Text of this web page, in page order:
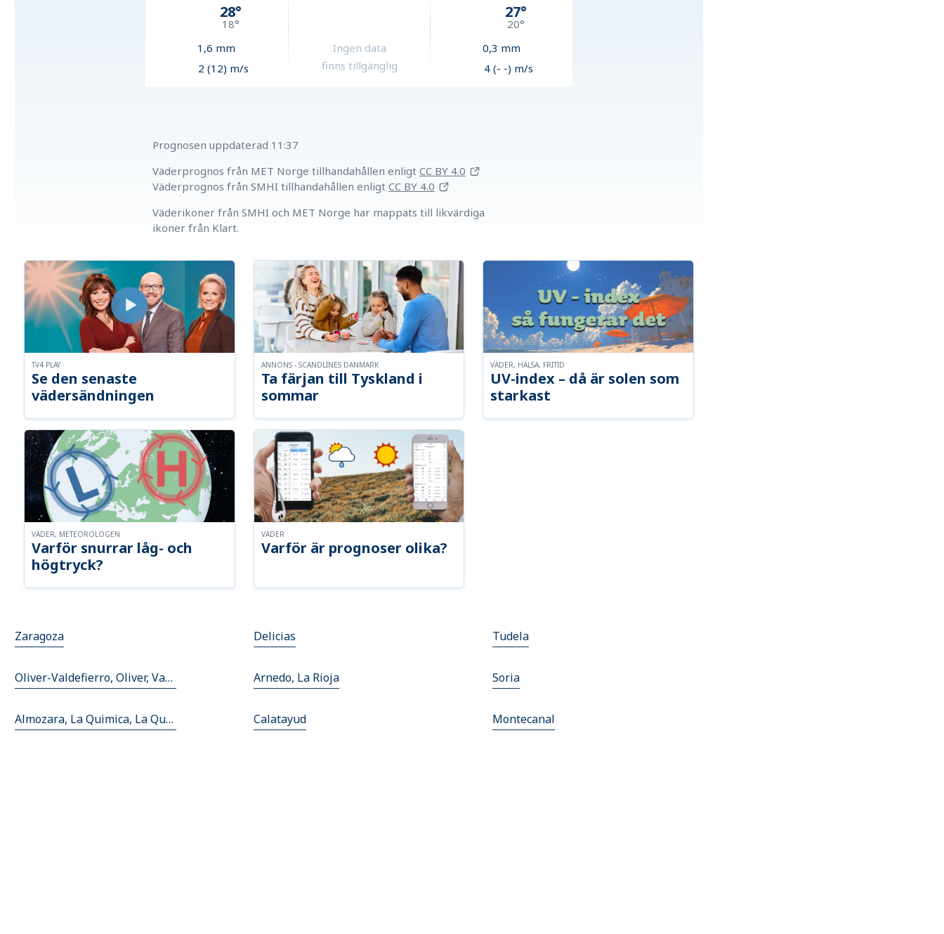
28°
18°
1,6 mm
2 (12) m/s
Ingen data
finns tillgänglig
27°
20°
0,3 mm
4 (- -) m/s
Prognosen uppdaterad 11:37
Väderprognos från MET Norge tillhandahållen enligt CC BY 4.0
Väderprognos från SMHI tillhandahållen enligt CC BY 4.0
Väderikoner från SMHI och MET Norge har mappats till likvärdiga
ikoner från Klart.
Se den senaste
vädersändningen
TV4 PLAY
Ta färjan till Tyskland i
sommar
ANNONS - SCANDLINES DANMARK
UV-index – då är solen som
starkast
VÄDER, HÄLSA, FRITID
Varför snurrar låg- och
högtryck?
VÄDER, METEOROLOGEN
Varför är prognoser olika?
VÄDER
Zaragoza Delicias Tudela
Oliver-Valdefierro, Oliver, Valdefierro Arnedo, La Rioja Soria
Almozara, La Quimica, La Quimica Calatayud Montecanal